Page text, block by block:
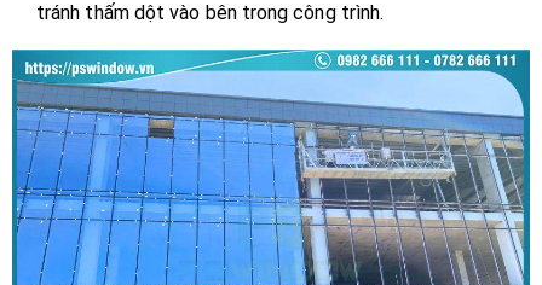
tránh thấm dột vào bên trong công trình.